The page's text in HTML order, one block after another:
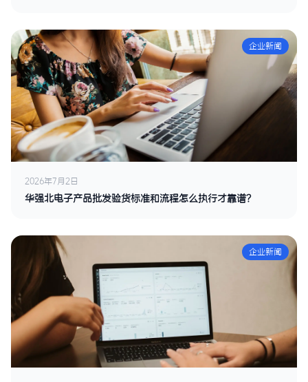
企业新闻
2026年7月2日
华强北电子产品批发验货标准和流程怎么执行才靠谱？
企业新闻